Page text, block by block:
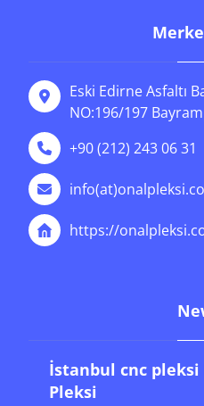
Eski Edirne Asfaltı
NO:196/197
+90 (212) 243 06 31
https://
İstanbul cnc
Pleksi